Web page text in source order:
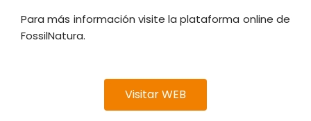
Para más información visite la plataforma online de
FossilNatura.
Visitar WEB